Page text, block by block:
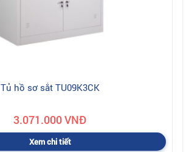
Tủ hồ sơ sắt TU09K3CK
3.071.000 VNĐ
Xem chi tiết